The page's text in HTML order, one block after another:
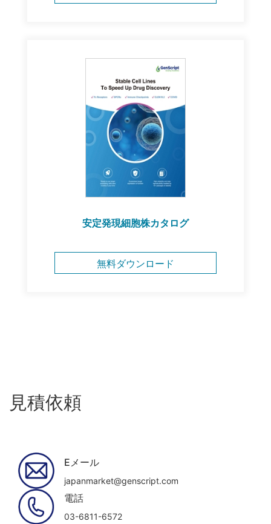
安定発現細胞株カタログ
無料ダウンロード
見積依頼
Eメール
japanmarket@genscript.com
電話
03-6811-6572